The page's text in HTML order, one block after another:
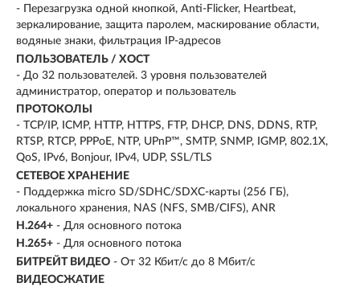
- Перезагрузка одной кнопкой, Anti-Flicker, Heartbeat,
зеркалирование, защита паролем, маскирование области,
водяные знаки, фильтрация IP-адресов
ПОЛЬЗОВАТЕЛЬ / ХОСТ
- До 32 пользователей. 3 уровня пользователей
администратор, оператор и пользователь
ПРОТОКОЛЫ
- TCP/IP, ICMP, HTTP, HTTPS, FTP, DHCP, DNS, DDNS, RTP,
RTSP, RTCP, PPPoE, NTP, UPnP™, SMTP, SNMP, IGMP, 802.1X,
QoS, IPv6, Bonjour, IPv4, UDP, SSL/TLS
СЕТЕВОЕ ХРАНЕНИЕ
- Поддержка micro SD/SDHC/SDXC-карты (256 ГБ),
локального хранения, NAS (NFS, SMB/CIFS), ANR
H.264+ - Для основного потока
H.265+ - Для основного потока
БИТРЕЙТ ВИДЕО - От 32 Кбит/с до 8 Мбит/с
ВИДЕОСЖАТИЕ